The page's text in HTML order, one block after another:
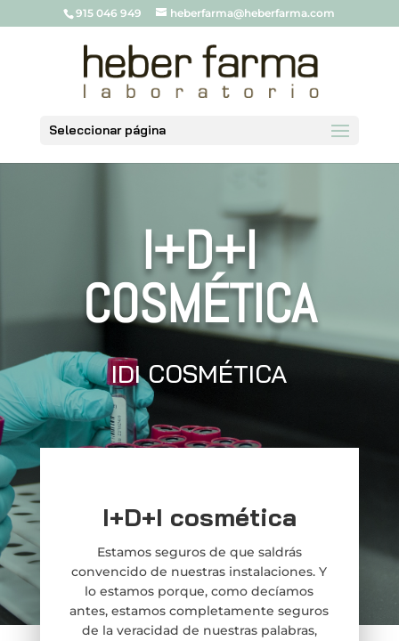
915 046 949 heberfarma@heberfarma.com
Seleccionar página
I+D+I
COSMÉTICA
IDI COSMÉTICA
I+D+I cosmética
Estamos seguros de que saldrás
convencido de nuestras instalaciones. Y
lo estamos porque, como decíamos
antes, estamos completamente seguros
de la veracidad de nuestras palabras,